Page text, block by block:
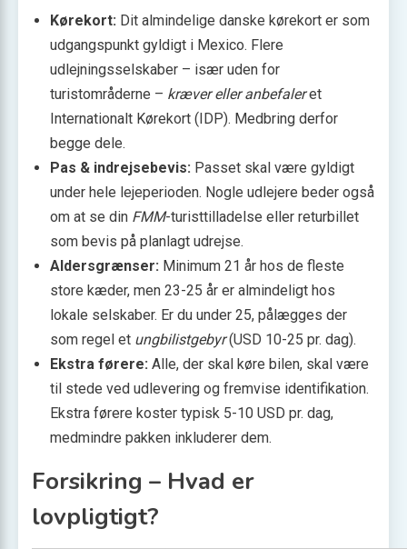
Kørekort: Dit almindelige danske kørekort er som
udgangspunkt gyldigt i Mexico. Flere
udlejningsselskaber – især uden for
turistområderne – kræver eller anbefaleret
Internationalt Kørekort (IDP). Medbring derfor
begge dele.
Pas & indrejsebevis: Passet skal være gyldigt
under hele lejeperioden. Nogle udlejere beder også
om at se din FMM-turisttilladelse eller returbillet
som bevis på planlagt udrejse.
Aldersgrænser: Minimum 21 år hos de fleste
store kæder, men 23-25 år er almindeligt hos
lokale selskaber. Er du under 25, pålægges der
som regel et ungbilistgebyr(USD 10-25 pr. dag).
Ekstra førere: Alle, der skal køre bilen, skal være
til stede ved udlevering og fremvise identifikation.
Ekstra førere koster typisk 5-10 USD pr. dag,
medmindre pakken inkluderer dem.
Forsikring – Hvad er
lovpligtigt?